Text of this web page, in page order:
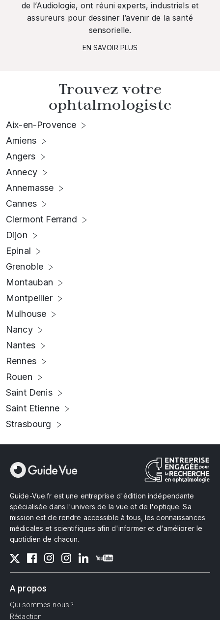
de l’Audiologie, ont réuni experts, industriels et
assureurs pour dessiner l’avenir de la santé
sensorielle.
EN SAVOIR PLUS
Trouvez votre
ophtalmologiste
Aix-en-Provence
Amiens
Angers
Annecy
Annemasse
Cannes
Clermont Ferrand
Dijon
Epinal
Grenoble
Montauban
Montpellier
Mulhouse
Nancy
Nantes
Rennes
Rouen
Saint Denis
Saint Etienne
Strasbourg
Guide-Vue.fr est une entreprise d'édition indépendante
spécialisée dans l'univers de la vue et de l'optique. Sa
mission est de rendre accessible à tous, les connaissances
médicales et scientifiques afin d'informer et d'améliorer le
quotidien de chacun.
A propos
Qui sommes-nous ?
Rédaction